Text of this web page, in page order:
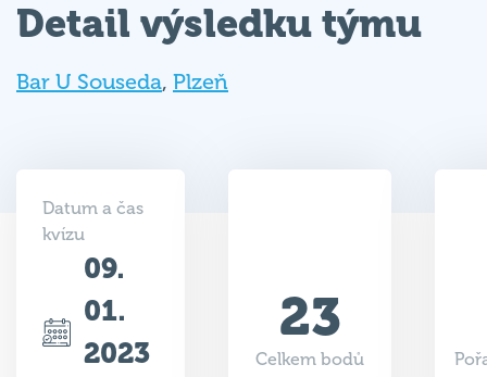
Detail výsledku týmu
Bar U Souseda, Plzeň
Datum a čas
kvízu
09.
01.
2023
23
Celkem bodů